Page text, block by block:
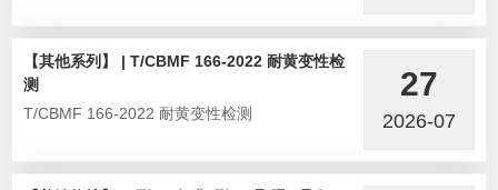
【其他系列】 | T/CBMF 166-2022 耐黄变性检
测
T/CBMF 166-2022 耐黄变性检测
27
2026-07